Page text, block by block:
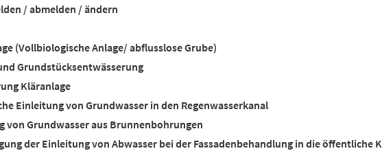
/ abmelden / ändern
(Vollbiologische Anlage/ abflusslose Grube)
Grundstücksentwässerung
Kläranlage
Einleitung von Grundwasser in den Regenwasserkanal
von Grundwasser aus Brunnenbohrungen
der Einleitung von Abwasser bei der Fassadenbehandlung in die öffentliche